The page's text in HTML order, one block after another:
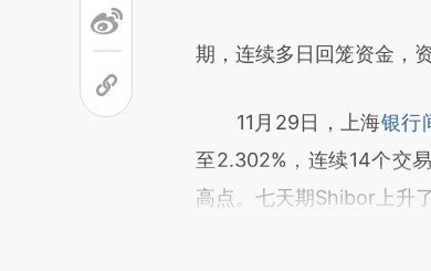
期，连续多日回笼资金，
11月29日，上海银行
至2.302%，连续14个交
高点。七天期Shibor上升